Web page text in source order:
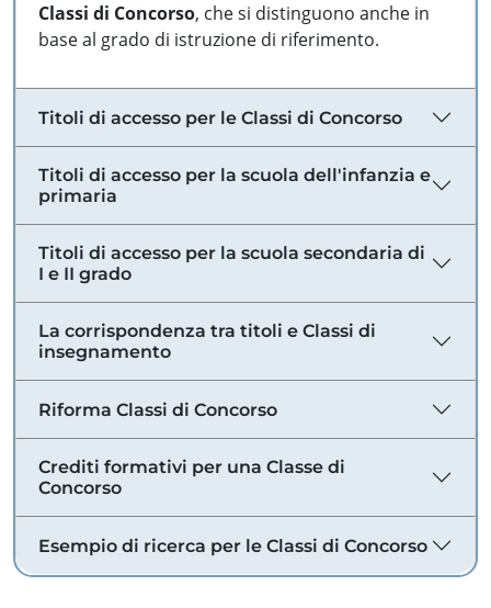
Classi di Concorso, che si distinguono anche in
base al grado di istruzione di riferimento.
Titoli di accesso per le Classi di Concorso
Titoli di accesso per la scuola dell'infanzia e
primaria
Titoli di accesso per la scuola secondaria di
I e II grado
La corrispondenza tra titoli e Classi di
insegnamento
Riforma Classi di Concorso
Crediti formativi per una Classe di
Concorso
Esempio di ricerca per le Classi di Concorso